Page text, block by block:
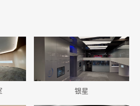
银星